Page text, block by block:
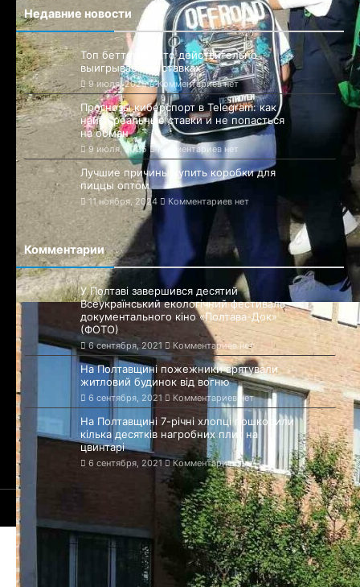
Недавние новости
Топ беттеров: кто действительно
выигрывает на ставках
9 июля, 2025 Комментариев нет
Прогнозы киберспорт в Telegram: как
найти реальные ставки и не попасться
на обман
9 июля, 2025 Комментариев нет
Лучшие причины купить коробки для
пиццы оптом
11 ноября, 2024 Комментариев нет
Комментарии
У Полтаві завершився десятий
Всеукраїнський екологічний фестиваль
документального кіно «Полтава-Док»
(ФОТО)
6 сентября, 2021 Комментариев нет
На Полтавщині пожежники врятували
житловий будинок від вогню
6 сентября, 2021 Комментариев нет
На Полтавщині 7-річні хлопці пошкодили
кілька десятків нагробних плит на
цвинтарі
6 сентября, 2021 Комментариев нет
© 2021-2025 Сайт Полтавы - 899